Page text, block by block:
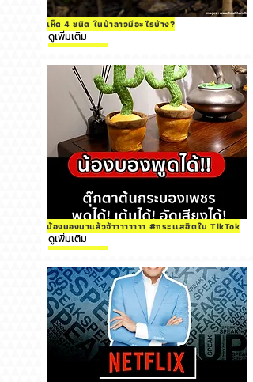
เห็ด 4 ชนิด ในป่าลาวมีอะไรบ้าง?
ดูเพิ่มเติม
น้องบองมาแล้วจ้าาาาาาาา #กระเเสฮิตใน TikTok
ดูเพิ่มเติม